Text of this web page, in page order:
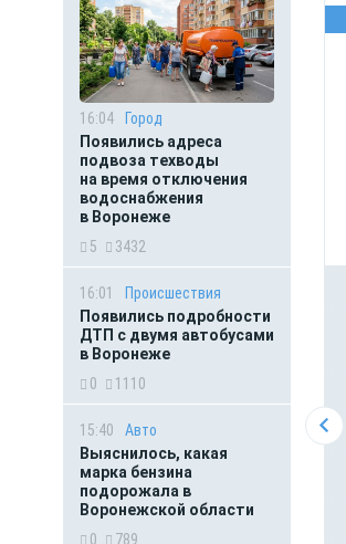
16:04
Город
Появились адреса
подвоза техводы
на время отключения
водоснабжения
в Воронеже
5
3432
16:01
Происшествия
Появились подробности
ДТП с двумя автобусами
в Воронеже
0
1110
15:40
Авто
Выяснилось, какая
марка бензина
подорожала в
Воронежской области
0
789